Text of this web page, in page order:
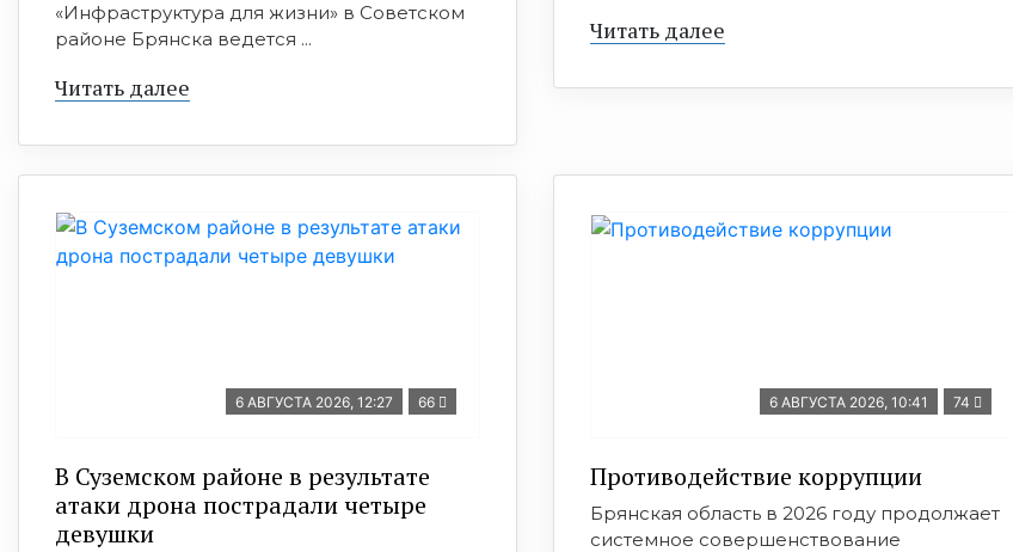
«Инфраструктура для жизни» в Советском
районе Брянска ведется ...
Читать далее
Читать далее
6 АВГУСТА 2026, 12:27 66
В Суземском районе в результате
атаки дрона пострадали четыре
девушки
6 АВГУСТА 2026, 10:41 74
Противодействие коррупции
Брянская область в 2026 году продолжает
системное совершенствование